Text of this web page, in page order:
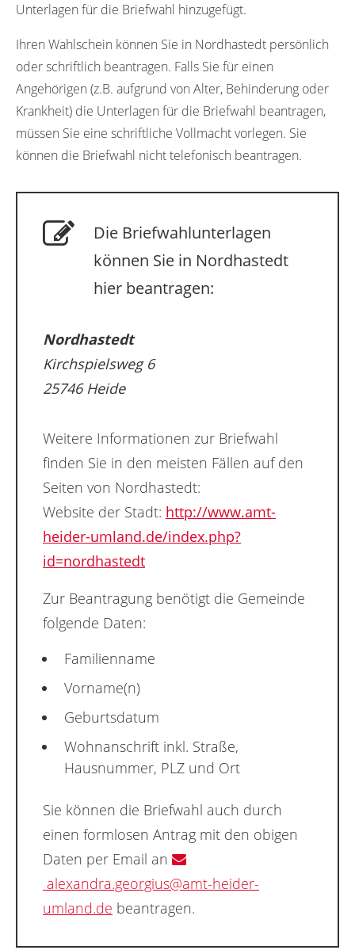
Unterlagen für die Briefwahl hinzugefügt.
Ihren Wahlschein können Sie in Nordhastedt persönlich
oder schriftlich beantragen. Falls Sie für einen
Angehörigen (z.B. aufgrund von Alter, Behinderung oder
Krankheit) die Unterlagen für die Briefwahl beantragen,
müssen Sie eine schriftliche Vollmacht vorlegen. Sie
können die Briefwahl nicht telefonisch beantragen.
Die Briefwahlunterlagen
können Sie in Nordhastedt
hier beantragen:
Nordhastedt
Kirchspielsweg 6
25746 Heide
Weitere Informationen zur Briefwahl
finden Sie in den meisten Fällen auf den
Seiten von Nordhastedt:
Website der Stadt: http://www.amt-
heider-umland.de/index.php?
id=nordhastedt
Zur Beantragung benötigt die Gemeinde
folgende Daten:
Familienname
Vorname(n)
Geburtsdatum
Wohnanschrift inkl. Straße,
Hausnummer, PLZ und Ort
Sie können die Briefwahl auch durch
einen formlosen Antrag mit den obigen
Daten per Email an
alexandra.georgius@amt-heider-
umland.de beantragen.